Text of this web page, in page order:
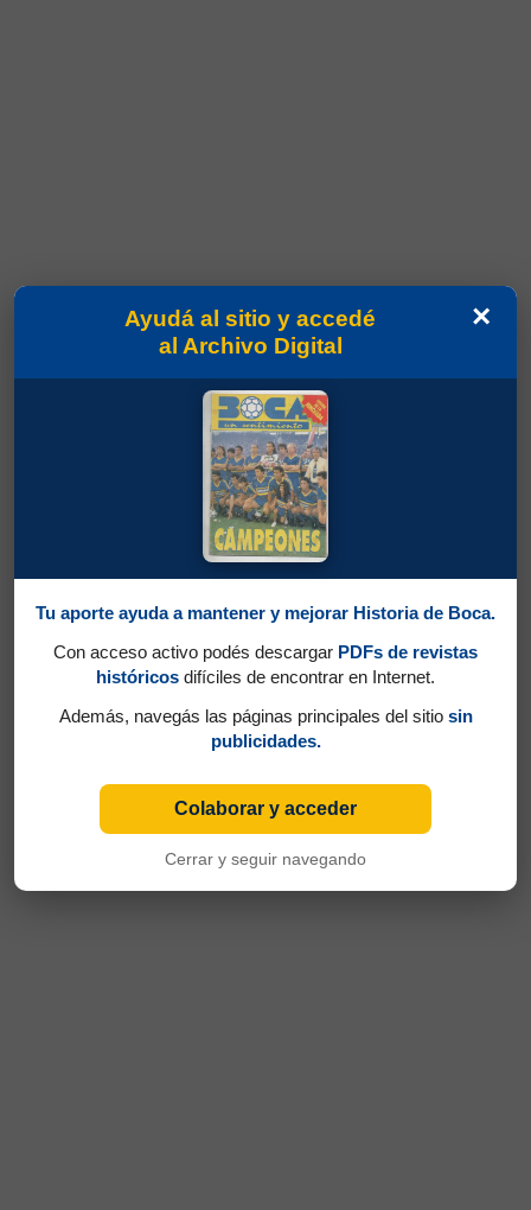
×
Ayudá al sitio y accedé
al Archivo Digital
Tu aporte ayuda a mantener y mejorar Historia de Boca.
Con acceso activo podés descargar PDFs de revistas
históricos difíciles de encontrar en Internet.
Además, navegás las páginas principales del sitio sin
publicidades.
Colaborar y acceder
Cerrar y seguir navegando